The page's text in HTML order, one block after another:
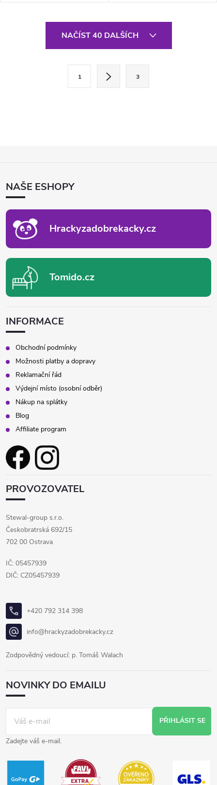
p
r
v
k
y
v
ý
p
i
s
u
NAČÍST 40 DALŠÍCH
á
n
í
1 3
ANAŠE ESHOPY
Hrackyzadobrekacky.cz
Tomido.cz
INFORMACE
Obchodní podmínky
Možnosti platby a dopravy
Reklamační řád
Výdejní místo (osobní odběr)
Nákup na splátky
Blog
Affiliate program
PROVOZOVATEL
Stewal-group s.r.o.
Českobratrská 692/15
702 00 Ostrava
IČ: 05457939
DIČ: CZ05457939
+420 792 314 398
info@hrackyzadobrekacky.cz
Zodpovědný vedoucí: p. Tomáš Walach
NOVINKY DO EMAILU
PŘIHLÁSIT SE
Zadejte váš e-mail.